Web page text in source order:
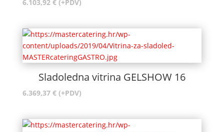
6.103,92 € (+PDV)
Sladoledna vitrina GELSHOW 16
6.369,37 € (+PDV)